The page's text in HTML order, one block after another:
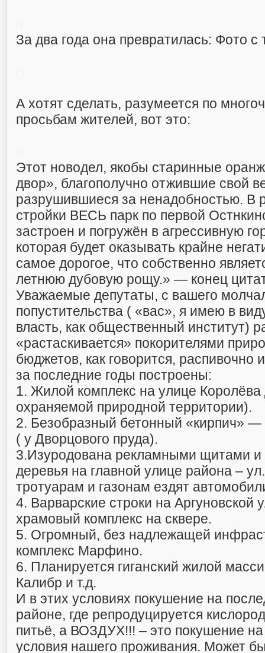
За два года она превратилась: Фото с
А хотят сделать, разумеется по
просьбам жителей, вот это:
Этот новодел, якобы старинные
двор», благополучно отжившие свой
разрушившиеся за ненадобностью. В
стройки ВЕСЬ парк по первой
застроен и погружён в агрессивную
которая будет оказывать крайне
самое дорогое, что собственно
летнюю дубовую рощу.» — конец
Уважаемые депутаты, с вашего
попустительства ( «вас», я имею в
власть, как общественный институт)
«растаскивается» покорителями
бюджетов, как говорится, распивочно
за последние годы построены:
1. Жилой комплекс на улице
охраняемой природной территории).
2. Безобразный бетонный «кирпич» —
( у Дворцового пруда).
3.Изуродована рекламными щитами и
деревья на главной улице района –
тротуарам и газонам ездят
4. Варварские строки на Аргуновской
храмовый комплекс на сквере.
5. Огромный, без надлежащей
комплекс Марфино.
6. Планируется гиганский жилой
Калибр и т.д.
И в этих условиях покушение на
районе, где репродуцируется
питьё, а ВОЗДУХ!!! – это покушение
условия нашего проживания. Может